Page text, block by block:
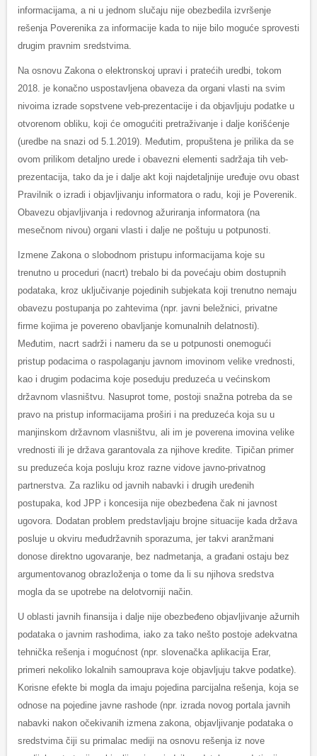
informacijama, a ni u jednom slučaju nije obezbedila izvršenje
rešenja Poverenika za informacije kada to nije bilo moguće sprovesti
drugim pravnim sredstvima.
Na osnovu Zakona o elektronskoj upravi i pratećih uredbi, tokom
2018. je konačno uspostavljena obaveza da organi vlasti na svim
nivoima izrade sopstvene veb-prezentacije i da objavljuju podatke u
otvorenom obliku, koji će omogućiti pretraživanje i dalje korišćenje
(uredbe na snazi od 5.1.2019). Međutim, propuštena je prilika da se
ovom prilikom detaljno urede i obavezni elementi sadržaja tih veb-
prezentacija, tako da je i dalje akt koji najdetaljnije uređuje ovu obast
Pravilnik o izradi i objavljivanju informatora o radu, koji je Poverenik.
Obavezu objavljivanja i redovnog ažuriranja informatora (na
mesečnom nivou) organi vlasti i dalje ne poštuju u potpunosti.
Izmene Zakona o slobodnom pristupu informacijama koje su
trenutno u proceduri (nacrt) trebalo bi da povećaju obim dostupnih
podataka, kroz uključivanje pojedinih subjekata koji trenutno nemaju
obavezu postupanja po zahtevima (npr. javni beležnici, privatne
firme kojima je povereno obavljanje komunalnih delatnosti).
Međutim, nacrt sadrži i nameru da se u potpunosti onemogući
pristup podacima o raspolaganju javnom imovinom velike vrednosti,
kao i drugim podacima koje poseduju preduzeća u većinskom
državnom vlasništvu. Nasuprot tome, postoji snažna potreba da se
pravo na pristup informacijama proširi i na preduzeća koja su u
manjinskom državnom vlasništvu, ali im je poverena imovina velike
vrednosti ili je država garantovala za njihove kredite. Tipičan primer
su preduzeća koja posluju kroz razne vidove javno-privatnog
partnerstva. Za razliku od javnih nabavki i drugih uređenih
postupaka, kod JPP i koncesija nije obezbeđena čak ni javnost
ugovora. Dodatan problem predstavljaju brojne situacije kada država
posluje u okviru međudržavnih sporazuma, jer takvi aranžmani
donose direktno ugovaranje, bez nadmetanja, a građani ostaju bez
argumentovanog obrazloženja o tome da li su njihova sredstva
mogla da se upotrebe na delotvorniji način.
U oblasti javnih finansija i dalje nije obezbeđeno objavljivanje ažurnih
podataka o javnim rashodima, iako za tako nešto postoje adekvatna
tehnička rešenja i mogućnost (npr. slovenačka aplikacija Erar,
primeri nekoliko lokalnih samouprava koje objavljuju takve podatke).
Korisne efekte bi mogla da imaju pojedina parcijalna rešenja, koja se
odnose na pojedine javne rashode (npr. izrada novog portala javnih
nabavki nakon očekivanih izmena zakona, objavljivanje podataka o
sredstvima čiji su primalac mediji na osnovu rešenja iz nove